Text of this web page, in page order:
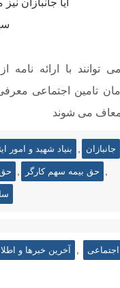
توانند با ارائه نامه
می شوند
بنیاد شهید و امور جانبازان
حق حق بیمه سهم کارگر
آخرین خبرها و